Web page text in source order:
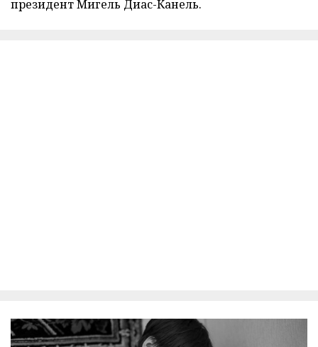
президент Мигель Диас-Канель.